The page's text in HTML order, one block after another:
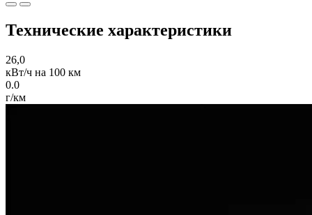
Технические характеристики
26,0
кВт/ч на 100 км
0.0
г/км